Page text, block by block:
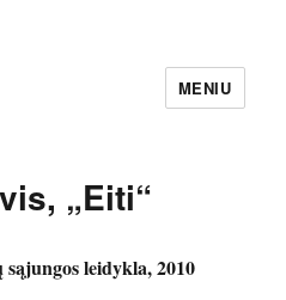
MENIU
„Eiti“
leidykla, 2010